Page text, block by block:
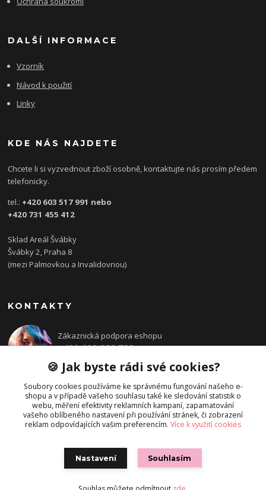
DALŠÍ INFORMACE
Vzorník
Návod k použití
Linky
KDE NÁS NAJDETE
Chcete li si vyzvednout zboží osobně, kontaktujte nás prosím předem
telefonicky.
tel.: +420 603 517 991 nebo
+420 731 455 412
Sklad Areál Švábky
Švábky 2, Praha 8
(mezi Palmovkou a Invalidovnou)
KONTAKTY
Zákaznická podpora eshopu
+420 608 832 783
objednavka@directions.cz
🍪 Jak byste rádi své cookies?
Soubory cookies používáme ke správnému fungování našeho e-
shopu a v případě vašeho souhlasu také ke sledování statistik o
webu, měření efektivity reklamních kampaní, zapamatování
vašeho oblíbeného nastavení při používání stránek, či zobrazení
reklam odpovídajících vašim preferencím. Více k využití cookies
Nastavení Souhlasím